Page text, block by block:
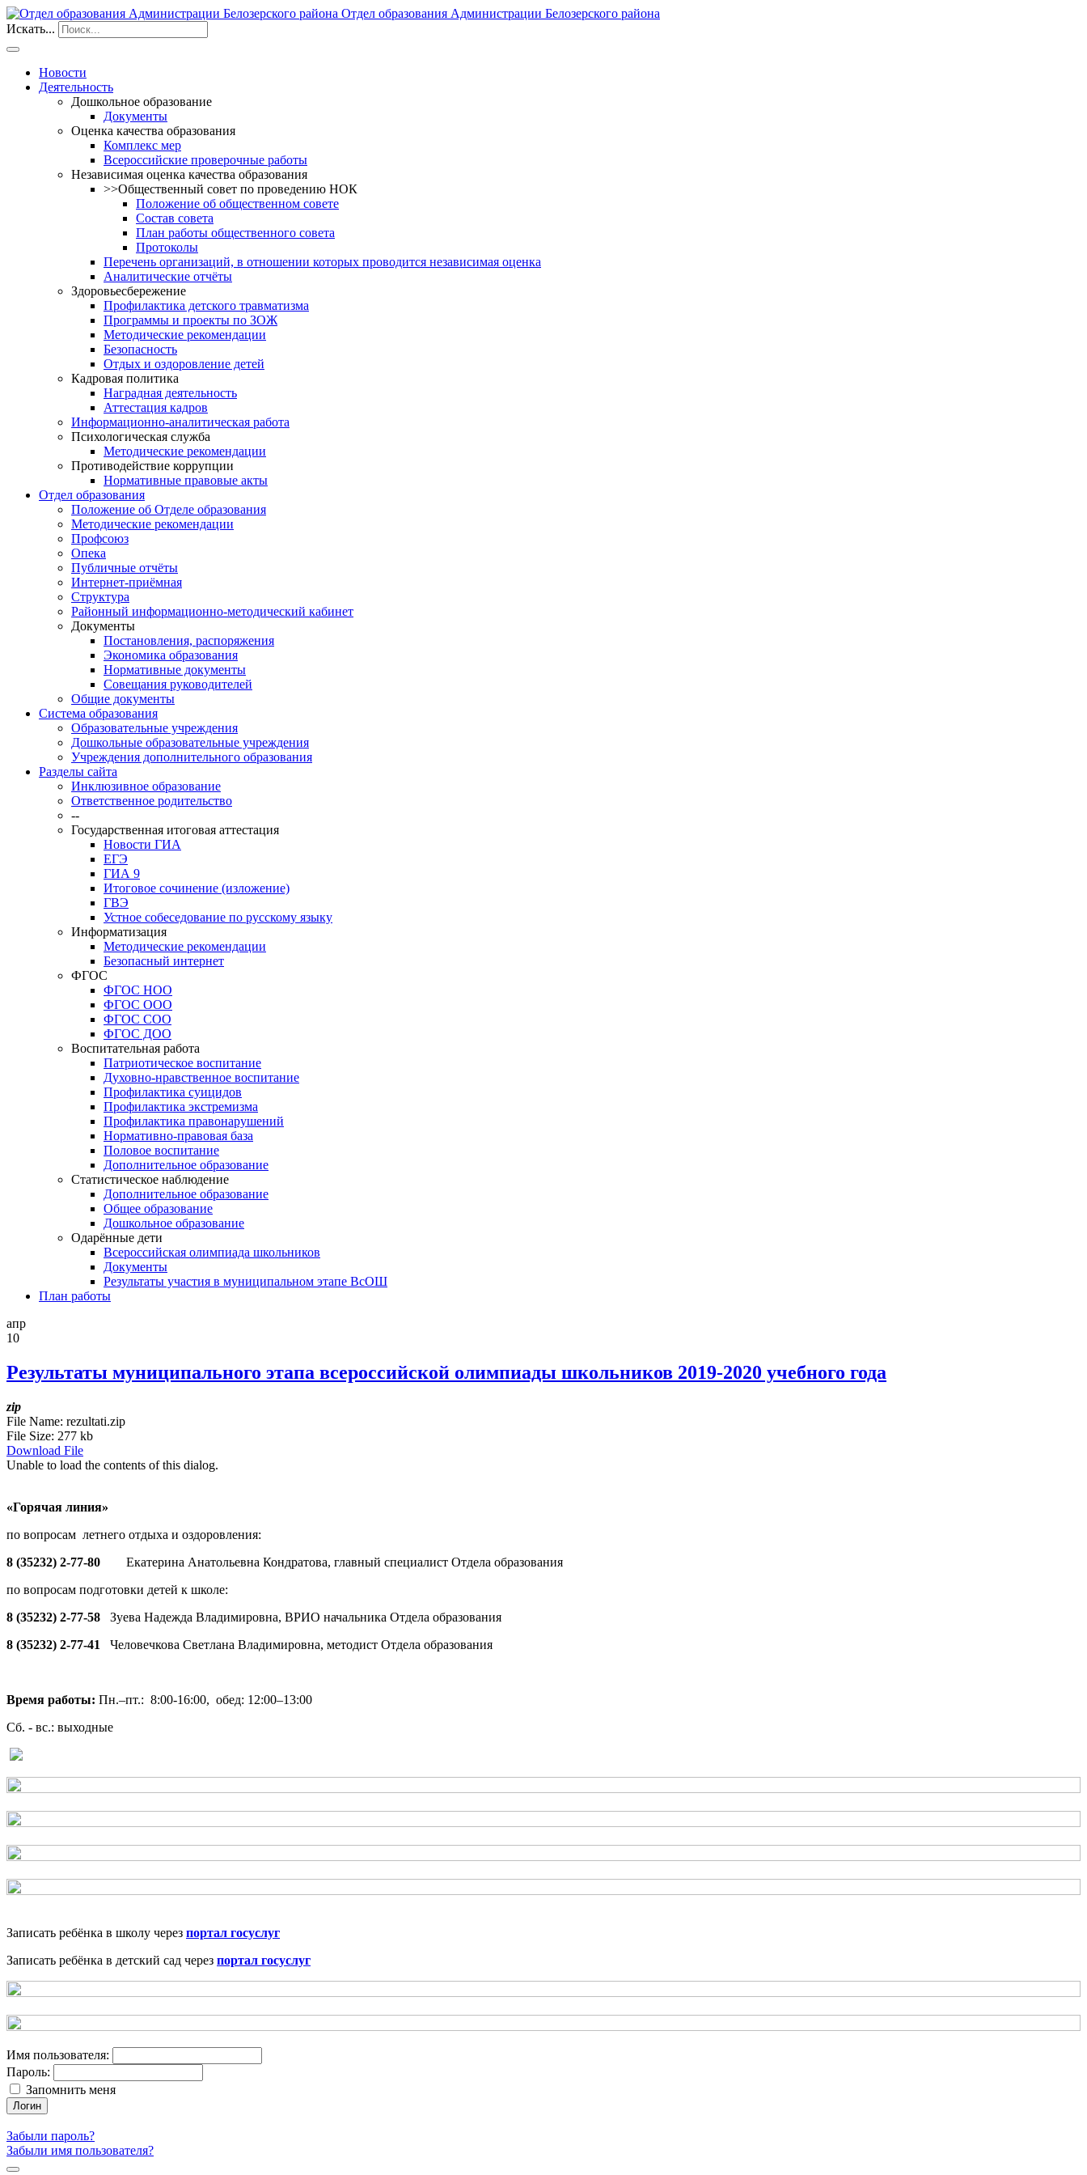
Отдел образования Администрации Белозерского района
Искать...
Новости
Деятельность
Дошкольное образование
Документы
Оценка качества образования
Комплекс мер
Всероссийские проверочные работы
Независимая оценка качества образования
>>Общественный совет по проведению НОК
Положение об общественном совете
Состав совета
План работы общественного совета
Протоколы
Перечень организаций, в отношении которых проводится независимая оценка
Аналитические отчёты
Здоровьесбережение
Профилактика детского травматизма
Программы и проекты по ЗОЖ
Методические рекомендации
Безопасность
Отдых и оздоровление детей
Кадровая политика
Наградная деятельность
Аттестация кадров
Информационно-аналитическая работа
Психологическая служба
Методические рекомендации
Противодействие коррупции
Нормативные правовые акты
Отдел образования
Положение об Отделе образования
Методические рекомендации
Профсоюз
Опека
Публичные отчёты
Интернет-приёмная
Структура
Районный информационно-методический кабинет
Документы
Постановления, распоряжения
Экономика образования
Нормативные документы
Совещания руководителей
Общие документы
Система образования
Образовательные учреждения
Дошкольные образовательные учреждения
Учреждения дополнительного образования
Разделы сайта
Инклюзивное образование
Ответственное родительство
--
Государственная итоговая аттестация
Новости ГИА
ЕГЭ
ГИА 9
Итоговое сочинение (изложение)
ГВЭ
Устное собеседование по русскому языку
Информатизация
Методические рекомендации
Безопасный интернет
ФГОС
ФГОС НОО
ФГОС ООО
ФГОС СОО
ФГОС ДОО
Воспитательная работа
Патриотическое воспитание
Духовно-нравственное воспитание
Профилактика суицидов
Профилактика экстремизма
Профилактика правонарушений
Нормативно-правовая база
Половое воспитание
Дополнительное образование
Статистическое наблюдение
Дополнительное образование
Общее образование
Дошкольное образование
Одарённые дети
Всероссийская олимпиада школьников
Документы
Результаты участия в муниципальном этапе ВсОШ
План работы
апр
10
Результаты муниципального этапа всероссийской олимпиады школьников 2019-2020 учебного года
zip
File Name: rezultati.zip
File Size: 277 kb
Download File
Unable to load the contents of this dialog.
«Горячая линия»
по вопросам летнего отдыха и оздоровления:
8 (35232) 2-77-80 Екатерина Анатольевна Кондратова, главный специалист Отдела образования
по вопросам подготовки детей к школе:
8 (35232) 2-77-58 Зуева Надежда Владимировна, ВРИО начальника Отдела образования
8 (35232) 2-77-41 Человечкова Светлана Владимировна, методист Отдела образования
Время работы: Пн.–пт.: 8:00-16:00, обед: 12:00–13:00
Сб. - вс.: выходные
Записать ребёнка в школу через портал госуслуг
Записать ребёнка в детский сад через портал госуслуг
Имя пользователя:
Пароль:
Запомнить меня
Логин
Забыли пароль?
Забыли имя пользователя?